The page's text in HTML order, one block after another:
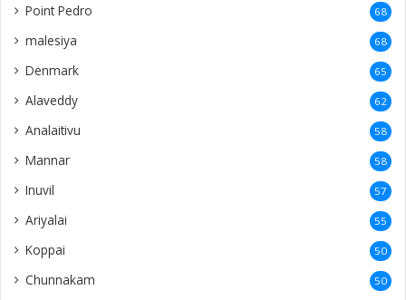
Point Pedro 68
malesiya 68
Denmark 65
Alaveddy 62
Analaitivu 58
Mannar 58
Inuvil 57
Ariyalai 55
Koppai 50
Chunnakam 50